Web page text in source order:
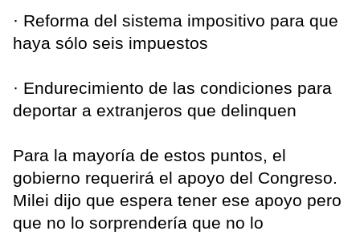
· Reforma del sistema impositivo para que
haya sólo seis impuestos
· Endurecimiento de las condiciones para
deportar a extranjeros que delinquen
Para la mayoría de estos puntos, el
gobierno requerirá el apoyo del Congreso.
Milei dijo que espera tener ese apoyo pero
que no lo sorprendería que no lo